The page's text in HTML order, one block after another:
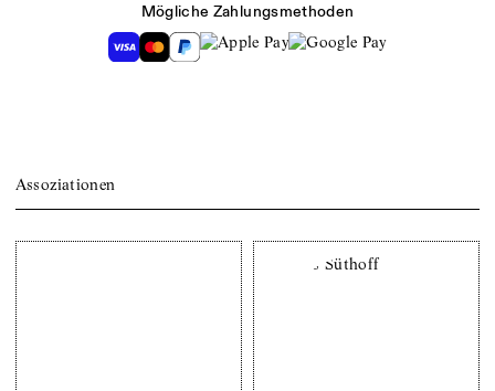
Mögliche Zahlungsmethoden
Assoziationen